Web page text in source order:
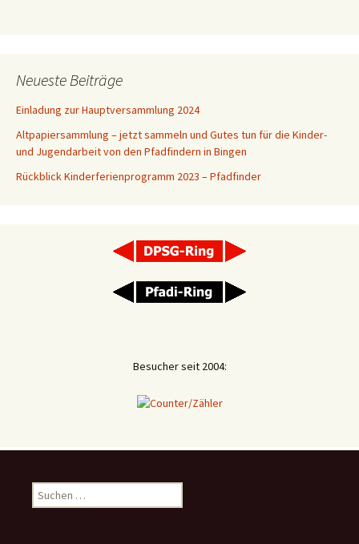
Neueste Beiträge
Einladung zur Hauptversammlung 2024
Altpapiersammlung – jetzt sammeln und Gutes tun für die Kinder-
und Jugendarbeit von den Pfadfindern in Bingen
Rückblick Kinderferienprogramm 2023 – Pfadfinder
Besucher seit 2004:
Suchen
nach: